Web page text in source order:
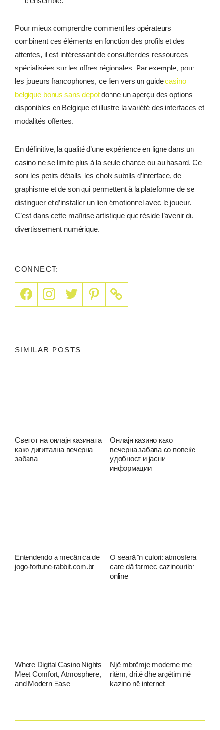
Pour mieux comprendre comment les opérateurs
combinent ces éléments en fonction des profils et des
attentes, il est intéressant de consulter des ressources
spécialisées sur les offres régionales. Par exemple, pour
les joueurs francophones, ce lien vers un guidecasino
belgique bonus sans depotdonne un aperçu des options
disponibles en Belgique et illustre la variété des interfaces et
modalités offertes.
En définitive, la qualité d’une expérience en ligne dans un
casino ne se limite plus à la seule chance ou au hasard. Ce
sont les petits détails, les choix subtils d’interface, de
graphisme et de son qui permettent à la plateforme de se
distinguer et d’installer un lien émotionnel avec le joueur.
C’est dans cette maîtrise artistique que réside l’avenir du
divertissement numérique.
CONNECT:
SIMILAR POSTS:
Светот на онлајн казината
како дигитална вечерна
забава
Онлајн казино како
вечерна забава со повеќе
удобност и јасни
информации
Entendendo a mecânica de
jogo-fortune-rabbit.com.br
O seară în culori: atmosfera
care dă farmec cazinourilor
online
Where Digital Casino Nights
Meet Comfort, Atmosphere,
and Modern Ease
Një mbrëmje moderne me
ritëm, dritë dhe argëtim në
kazino në internet